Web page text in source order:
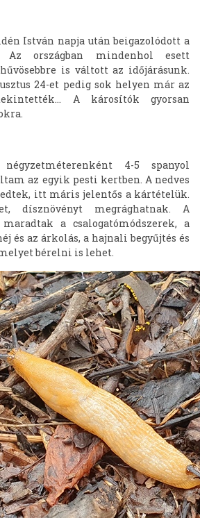
István napja után beigazolódott a
Az országban mindenhol esett
is váltott az időjárásunk.
24-et pedig sok helyen már az
A károsítók gyorsan
4-5 spanyol
az egyik pesti kertben. A nedves
itt máris jelentős a kártételük.
dísznövényt megrághatnak. A
a csalogatómódszerek, a
és az árkolás, a hajnali begyűjtés és
bérelni is lehet.